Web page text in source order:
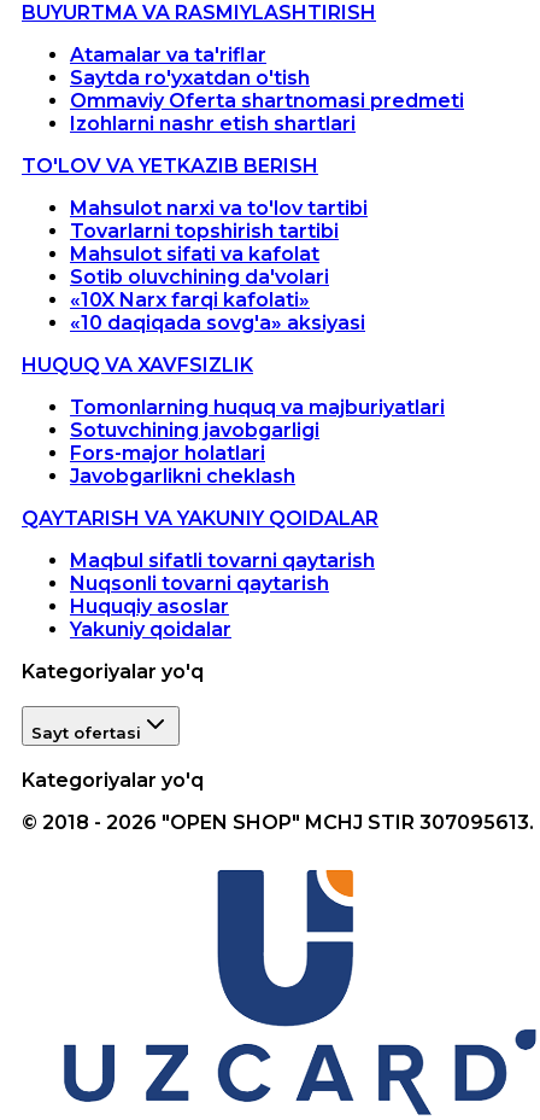
BUYURTMA VA RASMIYLASHTIRISH
Atamalar va ta'riflar
Saytda ro'yxatdan o'tish
Ommaviy Oferta shartnomasi predmeti
Izohlarni nashr etish shartlari
TO'LOV VA YETKAZIB BERISH
Mahsulot narxi va to'lov tartibi
Tovarlarni topshirish tartibi
Mahsulot sifati va kafolat
Sotib oluvchining da'volari
«10X Narx farqi kafolati»
«10 daqiqada sovg'a» aksiyasi
HUQUQ VA XAVFSIZLIK
Tomonlarning huquq va majburiyatlari
Sotuvchining javobgarligi
Fors-major holatlari
Javobgarlikni cheklash
QAYTARISH VA YAKUNIY QOIDALAR
Maqbul sifatli tovarni qaytarish
Nuqsonli tovarni qaytarish
Huquqiy asoslar
Yakuniy qoidalar
Kategoriyalar yo'q
Sayt ofertasi
Kategoriyalar yo'q
© 2018 - 2026 "OPEN SHOP" MCHJ STIR 307095613.